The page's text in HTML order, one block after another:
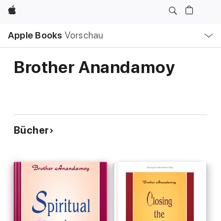
Apple
Apple Books Vorschau
Navigation
Menü
öffnen
Brother Anandamoy
Bücher